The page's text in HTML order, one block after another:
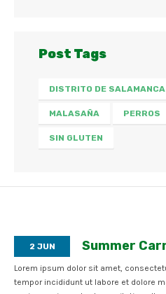
Post Tags
DISTRITO DE SALAMANCA
MALASAÑA PERROS
SIN GLUTEN
2 JUN Summer
Lorem ipsum dolor sit amet,
tempor incididunt ut labore et dolore